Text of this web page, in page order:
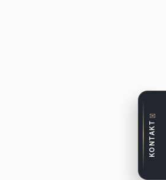
✉
KONTAKT